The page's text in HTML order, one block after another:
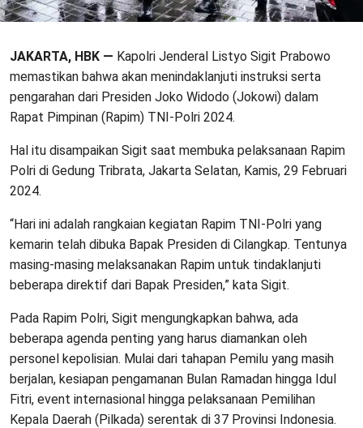
JAKARTA, HBK — Kapolri Jenderal Listyo Sigit Prabowo
memastikan bahwa akan menindaklanjuti instruksi serta
pengarahan dari Presiden Joko Widodo (Jokowi) dalam
Rapat Pimpinan (Rapim) TNI-Polri 2024.
Hal itu disampaikan Sigit saat membuka pelaksanaan Rapim
Polri di Gedung Tribrata, Jakarta Selatan, Kamis, 29 Februari
2024.
“Hari ini adalah rangkaian kegiatan Rapim TNI-Polri yang
kemarin telah dibuka Bapak Presiden di Cilangkap. Tentunya
masing-masing melaksanakan Rapim untuk tindaklanjuti
beberapa direktif dari Bapak Presiden,” kata Sigit.
Pada Rapim Polri, Sigit mengungkapkan bahwa, ada
beberapa agenda penting yang harus diamankan oleh
personel kepolisian. Mulai dari tahapan Pemilu yang masih
berjalan, kesiapan pengamanan Bulan Ramadan hingga Idul
Fitri, event internasional hingga pelaksanaan Pemilihan
Kepala Daerah (Pilkada) serentak di 37 Provinsi Indonesia.